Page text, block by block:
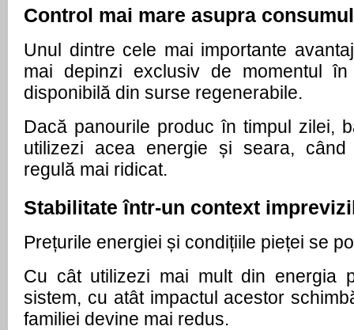
Control mai mare asupra
Unul dintre cele mai importante
mai depinzi exclusiv de momentul
disponibilă din surse regenerabile.
Dacă panourile produc în timpul zilei,
utilizezi acea energie și seara,
regulă mai ridicat.
Stabilitate într-un context
Prețurile energiei și condițiile pieței se
Cu cât utilizezi mai mult din energia
sistem, cu atât impactul acestor
familiei devine mai redus.